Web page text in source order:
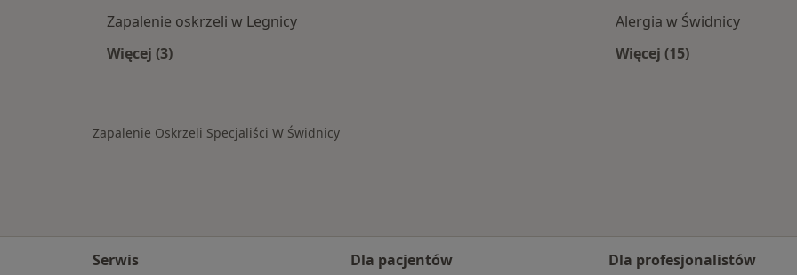
Zapalenie oskrzeli w Legnicy
Więcej (3)
Alergia w Świdnicy
Więcej (15)
Zapalenie Oskrzeli Specjaliści W Świdnicy
Serwis
Dla pacjentów
Dla profesjonalistów